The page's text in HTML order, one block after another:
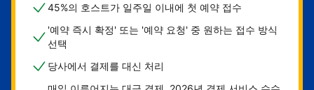
45%의 호스트가 일주일 이내에 첫 예약 접수
'예약 즉시 확정' 또는 '예약 요청' 중 원하는 접수 방식
선택
당사에서 결제를 대신 처리